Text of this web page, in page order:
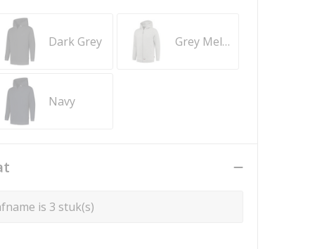
Dark Grey Grey Melange
Navy
is 3 stuk(s)